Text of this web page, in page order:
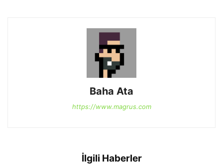
Baha Ata
https://www.magrus.com
İlgili Haberler